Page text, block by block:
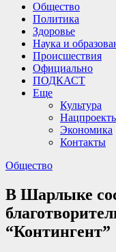
Общество
Политика
Здоровье
Наука и
Происшествия
Официально
ПОДКАСТ
Еще
Культура
Экономика
Контакты
Общество
В Шарлыке
“Контингент”